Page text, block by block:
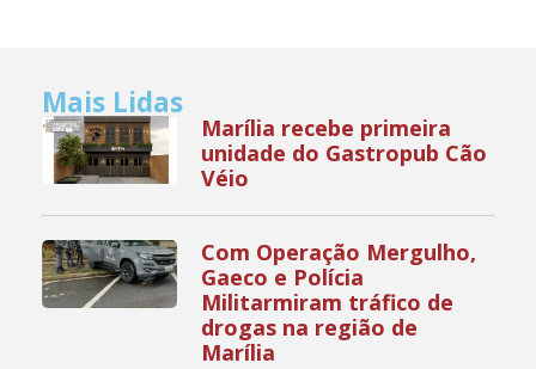
Mais Lidas
Marília recebe primeira
unidade do Gastropub Cão
Véio
Com Operação Mergulho,
Gaeco e Polícia
Militarmiram tráfico de
drogas na região de
Marília